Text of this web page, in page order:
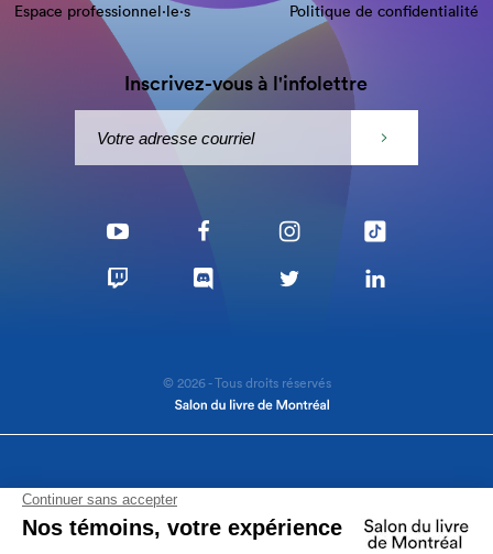
Espace professionnel·le⋅s
Politique de confidentialité
Inscrivez-vous à l'infolettre
© 2026 - Tous droits réservés